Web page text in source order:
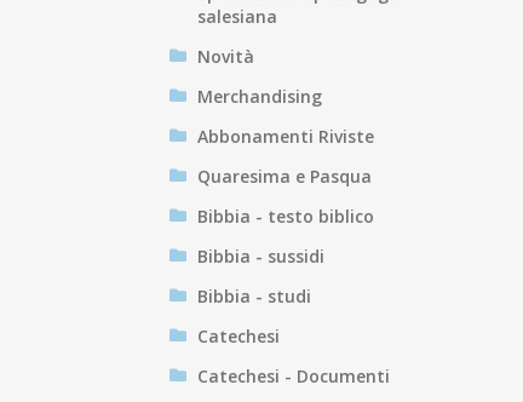
salesiana
Novità
Merchandising
Abbonamenti Riviste
Quaresima e Pasqua
Bibbia - testo biblico
Bibbia - sussidi
Bibbia - studi
Catechesi
Catechesi - Documenti